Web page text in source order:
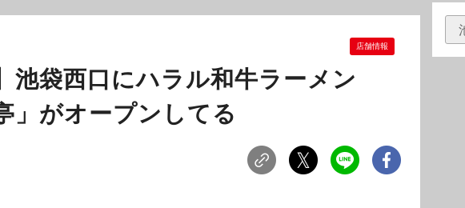
店舗情報
池袋西口にハラル和牛ラーメン
」がオープンしてる